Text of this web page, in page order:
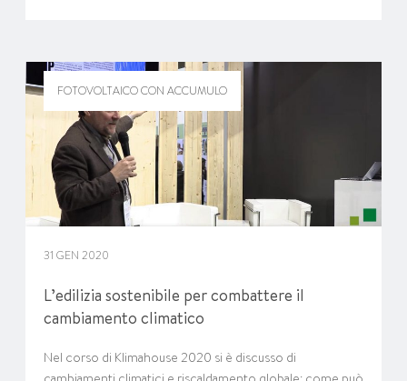
FOTOVOLTAICO CON ACCUMULO
31 GEN 2020
L’edilizia sostenibile per combattere il
cambiamento climatico
Nel corso di Klimahouse 2020 si è discusso di